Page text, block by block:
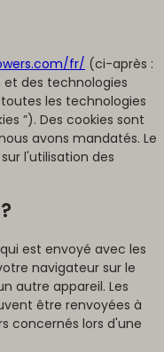
fr/ (ci-après :
et des technologies
les technologies
”). Des cookies sont
avons mandatés. Le
l'utilisation des
est envoyé avec les
navigateur sur le
autre appareil. Les
être renvoyées à
concernés lors d'une